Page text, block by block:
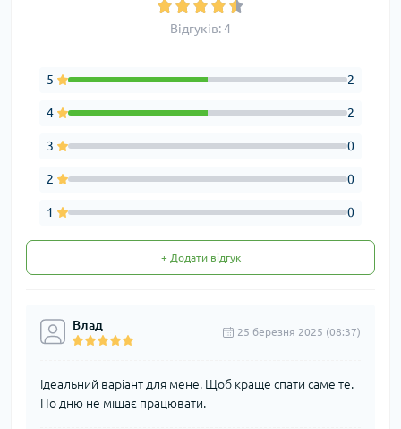
Відгуків: 4
5 2
4 2
3 0
2 0
1 0
+ Додати відгук
Влад 25 березня 2025 (08:37)
Ідеальний варіант для мене. Щоб краще спати саме те.
По дню не мішає працювати.